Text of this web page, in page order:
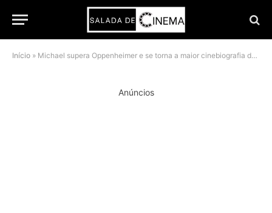
Início » Michael supera Oppenheimer e se torna a maior cinebiografia da história
Anúncios